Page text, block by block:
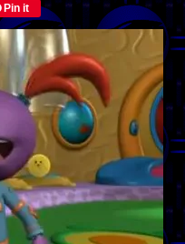
Pin it